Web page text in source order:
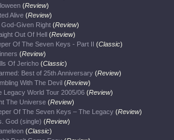
(Review)
Alive (Review)
God-Given Right (Review)
Out Of Hell (Review)
Of The Seven Keys - Part II (Classic)
(Review)
Of Jericho (Classic)
Best of 25th Anniversary (Review)
With The Devil (Review)
Legacy World Tour 2005/06 (Review)
The Universe (Review)
Of The Seven Keys – The Legacy (Review)
God (single) (Review)
(Classic)